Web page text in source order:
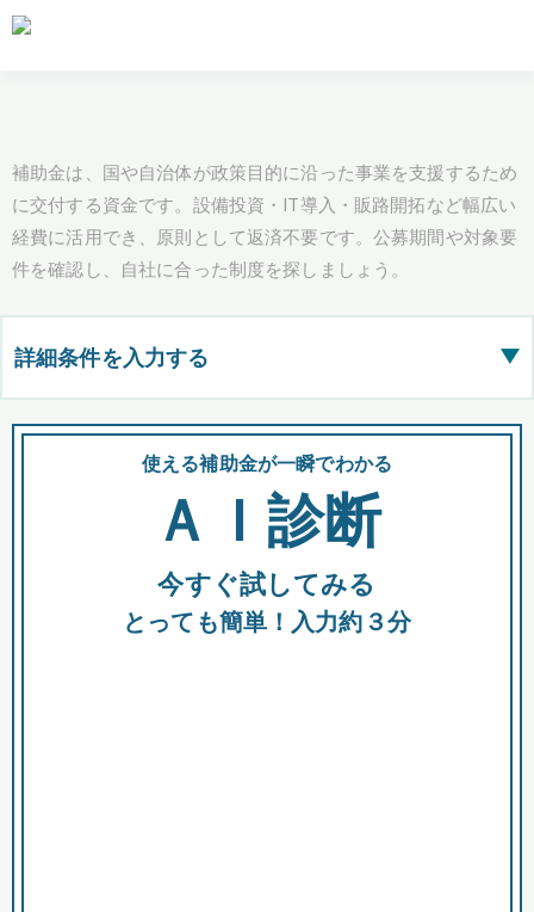
補助金は、国や自治体が政策目的に沿った事業を支援するため
に交付する資金です。設備投資・IT導入・販路開拓など幅広い
経費に活用でき、原則として返済不要です。公募期間や対象要
件を確認し、自社に合った制度を探しましょう。
詳細条件を入力する ▶
都道府県
全国の検索結果を含めて表示
助成金 融資 出資
使える補助金が一瞬でわかる
ＡＩ診断
今すぐ試してみる
とっても簡単！入力約３分